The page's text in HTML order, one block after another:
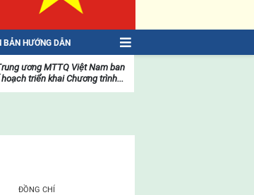
BẢN HƯỚNG DẪN
ương MTTQ Việt Nam ban
triển khai Chương trình...
ĐỒNG CHÍ